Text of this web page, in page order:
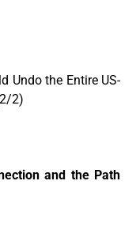
Undo the Entire US-
2)
and the Path